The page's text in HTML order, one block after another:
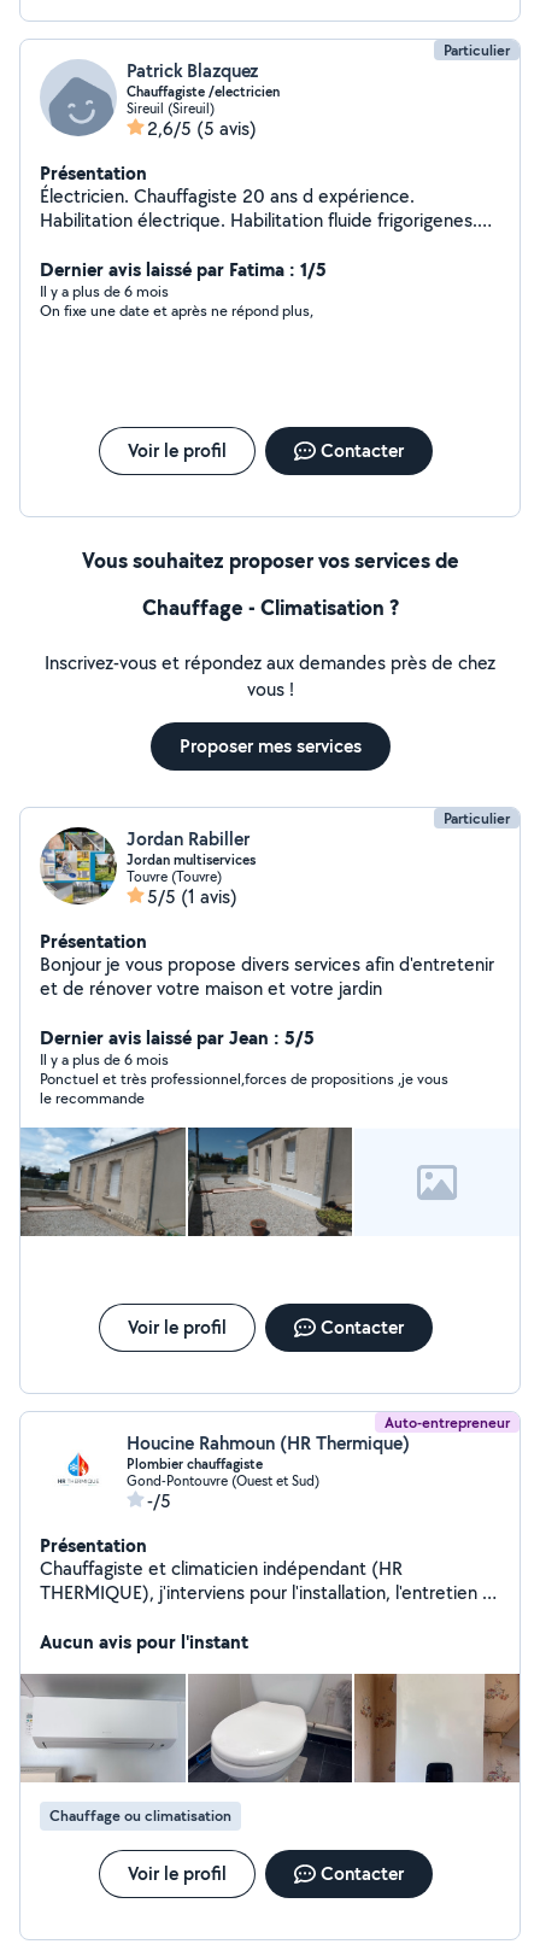
Particulier
Patrick Blazquez
Chauffagiste /electricien
Sireuil (Sireuil)
2,6/5 (5 avis)
Présentation
Électricien. Chauffagiste 20 ans d expérience.
Habilitation électrique. Habilitation fluide frigorigenes.
une clim.pose de pompe à chaleur. Entretien et
dépannage de vos chaudière et de vos pompe à
chaleur.
Dernier avis laissé par Fatima : 1/5
Il y a plus de 6 mois
On fixe une date et après ne répond plus,
Voir le profil Contacter
Vous souhaitez proposer vos services de
Chauffage - Climatisation ?
Inscrivez-vous et répondez aux demandes près de chez
vous !
Proposer mes services
Particulier
Jordan Rabiller
Jordan multiservices
Touvre (Touvre)
5/5 (1 avis)
Présentation
Bonjour je vous propose divers services afin d'entretenir
et de rénover votre maison et votre jardin
Dernier avis laissé par Jean : 5/5
Il y a plus de 6 mois
Ponctuel et très professionnel,forces de propositions ,je vous
le recommande
Voir le profil Contacter
Auto-entrepreneur
Houcine Rahmoun (HR Thermique)
Plombier chauffagiste
Gond-Pontouvre (Ouest et Sud)
-/5
Présentation
Chauffagiste et climaticien indépendant (HR
THERMIQUE), j'interviens pour l'installation, l'entretien et
Travail soigné, réactif et à l'écoute, je propose des
Devis gratuit.
Aucun avis pour l'instant
Chauffage ou climatisation
Voir le profil Contacter